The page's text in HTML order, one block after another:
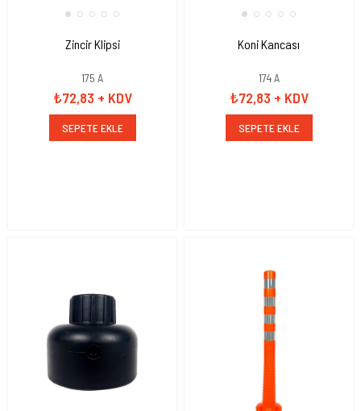
Zincir Klipsi
175 A
₺72,83 + KDV
SEPETE EKLE
Koni Kancası
174 A
₺72,83 + KDV
SEPETE EKLE